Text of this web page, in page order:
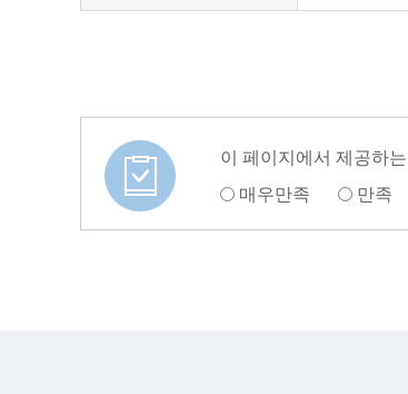
이 페이지에서 제공하
매우만족
만족